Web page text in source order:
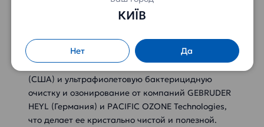
Особенность питьевой воды "Эталон" 5 л в том,
Вода 5 л «Эталон Классическая» проходит 6
степеней доочистки на фильтрах GENERAL
ELECTRIC Water & Process Technologies Group
(СШA) и ультрафиолетовую бактерицидную
очистку и озонирование от компаний GEBRUDER
HEYL (Германия) и PACIFIC OZONE Technologies,
что делает ее кристально чистой и полезной.
КИЇВ
Нет Да